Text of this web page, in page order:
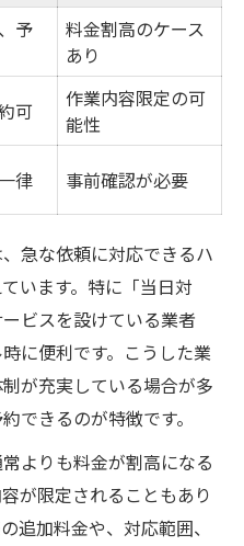
予
料金割高のケース
あり
可
作業内容限定の可
能性
律 事前確認が必要
急な依頼に対応できるハ
います。特に「当日対
ビスを設けている業者
に便利です。こうした業
が充実している場合が多
できるのが特徴です。
よりも料金が割高になる
が限定されることもあり
追加料金や、対応範囲、